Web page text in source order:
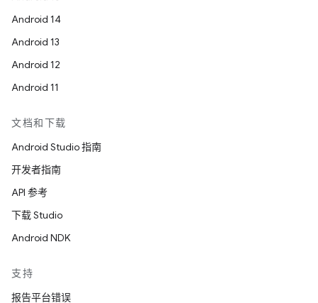
Android 14
Android 13
Android 12
Android 11
文档和下载
Android Studio 指南
开发者指南
API 参考
下载 Studio
Android NDK
支持
报告平台错误